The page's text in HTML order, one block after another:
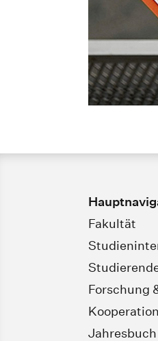
Fakultät
Forschung
Jahresbuch